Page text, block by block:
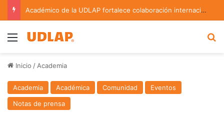
Académico de la UDLAP fortalece colaboración internacional con estancia de investigación en Argentina
Menu
Inicio / Academia
Academia Académica Comunidad
Eventos
Notas de prensa